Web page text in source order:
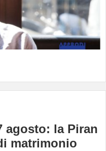
agosto: la Piran
matrimonio